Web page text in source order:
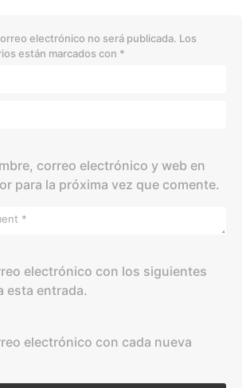
electrónico no será publicada. Los
están marcados con *
correo electrónico y web en
para la próxima vez que comente.
electrónico con los siguientes
esta entrada.
electrónico con cada nueva